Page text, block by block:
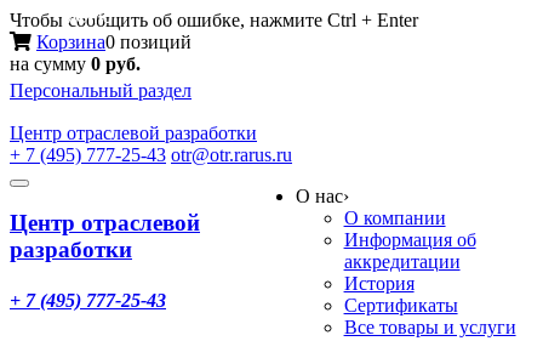
Чтобы сообщить об ошибке, нажмите Ctrl + Enter
Корзина0 позиций
на сумму 0 руб.
Персональный раздел
Центр отраслевой разработки
+ 7 (495) 777-25-43 otr@otr.rarus.ru
Toggle
Меню
Центр отраслевой
разработки
+ 7 (495) 777-25-43
О нас›
О компании
Информация об
аккредитации
История
Сертификаты
Все товары и услуги